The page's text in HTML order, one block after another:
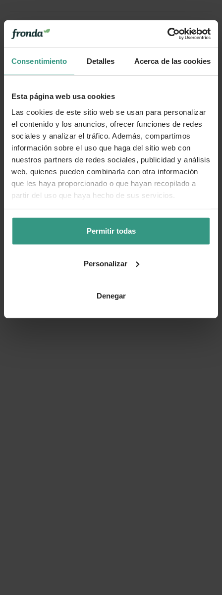
Consentimiento Detalles Acerca de las cookies
Esta página web usa cookies
Las cookies de este sitio web se usan para personalizar
el contenido y los anuncios, ofrecer funciones de redes
sociales y analizar el tráfico. Además, compartimos
información sobre el uso que haga del sitio web con
nuestros partners de redes sociales, publicidad y análisis
web, quienes pueden combinarla con otra información
que les haya proporcionado o que hayan recopilado a
partir del uso que haya hecho de sus servicios.
Permitir todas
Personalizar
Denegar
Más información
Cuidados
Categorías
Número de artículo: 11256660
¿Te ha resultado útil la información de este producto?
👍 Sí 😐 Más o menos 👎 No